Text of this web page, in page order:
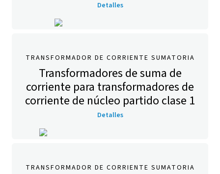
Detalles
TRANSFORMADOR DE CORRIENTE SUMATORIA
Transformadores de suma de
corriente para transformadores de
corriente de núcleo partido clase 1
Detalles
TRANSFORMADOR DE CORRIENTE SUMATORIA